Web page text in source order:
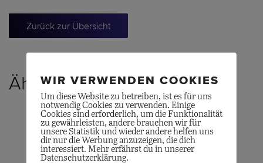
Zurück zur Übersicht
Ähnliche Produkte
WIR VERWENDEN COOKIES
Um diese Website zu betreiben, ist es für uns
notwendig Cookies zu verwenden. Einige
Cookies sind erforderlich, um die Funktionalität
zu gewährleisten, andere brauchen wir für
unsere Statistik und wieder andere helfen uns
dir nur die Werbung anzuzeigen, die dich
interessiert. Mehr erfährst du in unserer
Datenschutzerklärung.